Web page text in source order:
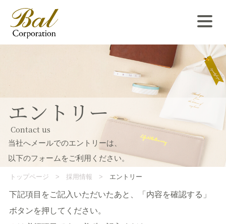
エントリー
Contact us
当社へメールでのエントリーは、
以下のフォームをご利用ください。
トップページ 採用情報 エントリー
下記項目をご記入いただいたあと、「内容を確認する」
ボタンを押してください。